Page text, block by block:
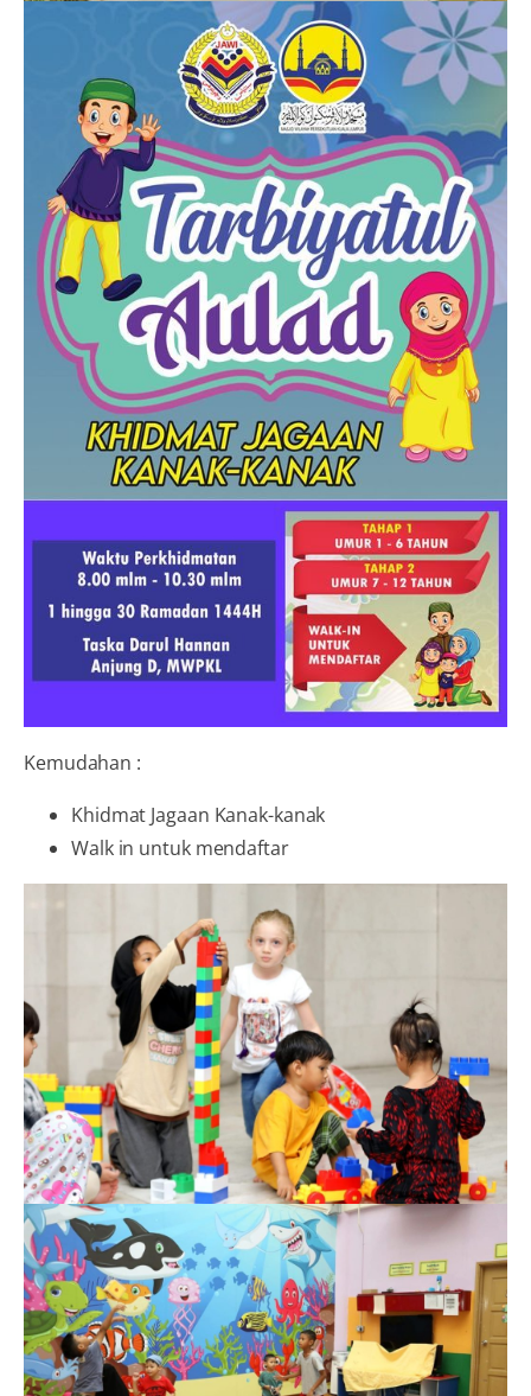
Kemudahan :
Khidmat Jagaan Kanak-kanak
Walk in untuk mendaftar